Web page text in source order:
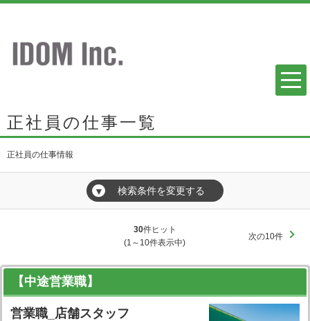
正社員の仕事一覧
正社員の仕事情報
▼ 検索条件を変更する
30件ヒット
(1～10件表示中)
次の10件
【中途営業職】
営業職_店舗スタッフ